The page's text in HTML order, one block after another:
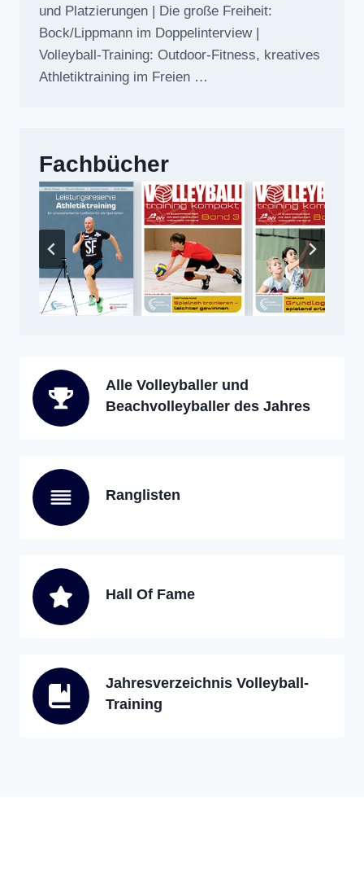
und Platzierungen | Die große Freiheit:
Bock/Lippmann im Doppelinterview |
Volleyball-Training: Outdoor-Fitness, kreatives
Athletiktraining im Freien …
Fachbücher
Alle Volleyballer und
Beachvolleyballer des Jahres
Ranglisten
Hall Of Fame
Jahresverzeichnis Volleyball-
Training